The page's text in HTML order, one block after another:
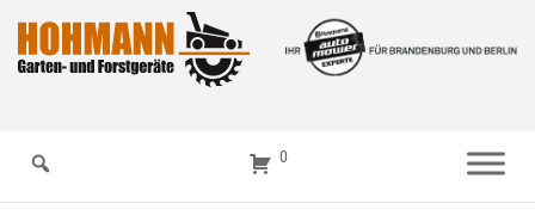
0